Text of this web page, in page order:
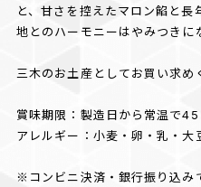
と、甘さを控えたマロン餡と
地とのハーモニーはやみつきに
三木のお土産としてお買い求め
賞味期限：製造日から常温で45
アレルギー：小麦・卵・乳・大
※コンビニ決済・銀行振り込み